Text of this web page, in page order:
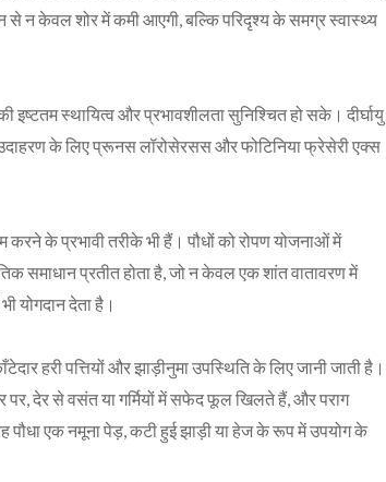
से न केवल शोर में कमी आएगी, बल्कि परिदृश्य के समग्र स्वास्थ्य
स्थायित्व और प्रभावशीलता सुनिश्चित हो सके। दीर्घायु
उदाहरण के लिए प्रूनस लॉरोसेरसस और फोटिनिया फ्रेसेरी एक्स
के प्रभावी तरीके भी हैं। पौधों को रोपण योजनाओं में
समाधान प्रतीत होता है, जो न केवल एक शांत वातावरण में
योगदान देता है।
हरी पत्तियों और झाड़ीनुमा उपस्थिति के लिए जानी जाती है।
देर से वसंत या गर्मियों में सफेद फूल खिलते हैं, और पराग
पौधा एक नमूना पेड़, कटी हुई झाड़ी या हेज के रूप में उपयोग के